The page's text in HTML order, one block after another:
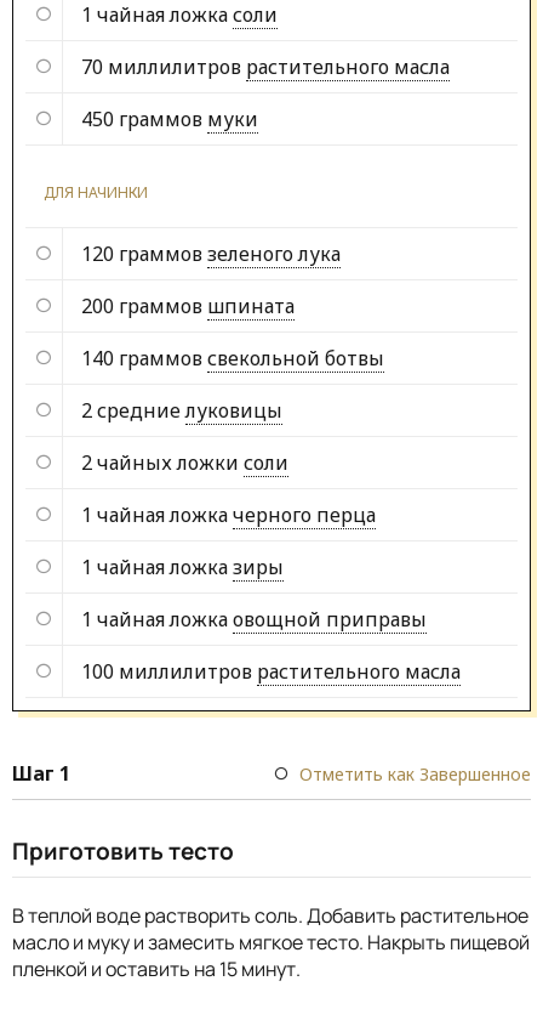
1 чайная ложкасоли
70 миллилитров растительного масла
450 граммов муки
ДЛЯ НАЧИНКИ
120 граммовзеленого лука
200 граммов шпината
140 граммовсвекольной ботвы
2 средниелуковицы
2 чайных ложки соли
1 чайная ложкачерного перца
1 чайная ложказиры
1 чайная ложкаовощной приправы
100 миллилитров растительного масла
Шаг 1 Отметить как Завершенное
Приготовить тесто
В теплой воде растворить соль. Добавить растительное
масло и муку и замесить мягкое тесто. Накрыть пищевой
пленкой и оставить на 15 минут.